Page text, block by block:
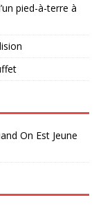
pied-à-terre à
On Est Jeune